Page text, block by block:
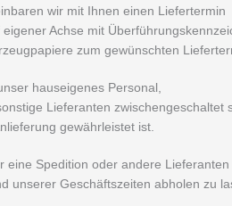
wir mit Ihnen einen Liefertermin
Achse mit
zum gewünschten
hauseigenes Personal,
Lieferanten zwischengeschaltet
gewährleistet ist.
eine Spedition oder andere
unserer Geschäftszeiten abholen zu